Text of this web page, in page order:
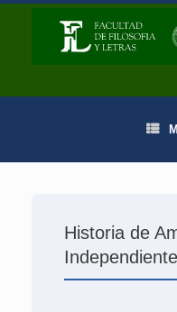
Historia de